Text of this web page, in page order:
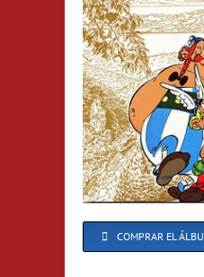
COMPRAR EL